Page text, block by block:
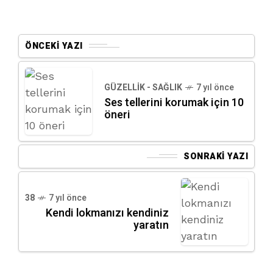
ÖNCEKI YAZI
GÜZELLIK - SAĞLIK 7 yıl önce
Ses tellerini korumak için 10
öneri
SONRAKI YAZI
38 7 yıl önce
Kendi lokmanızı kendiniz
yaratın